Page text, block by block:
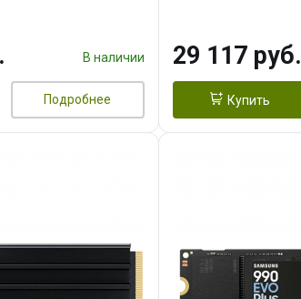
В наличии
Подробнее
29 117 руб.
Купить